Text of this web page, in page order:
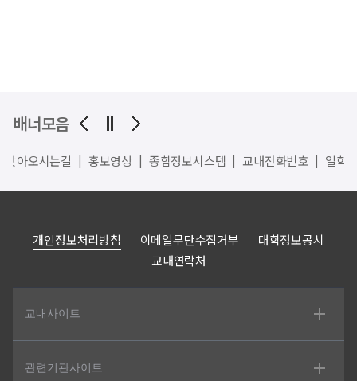
배너모음
찾아오시는길 홍보영상 종합정보시스템 교내전화번호 일학
개인정보처리방침 이메일무단수집거부
대학정보공시
교내연락처
교내사이트
관련기관사이트